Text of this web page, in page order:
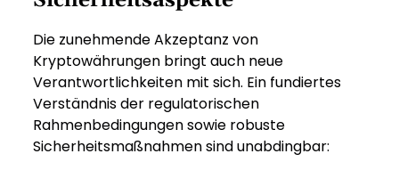
Die zunehmende Akzeptanz von
Kryptowährungen bringt auch neue
Verantwortlichkeiten mit sich. Ein fundiertes
Verständnis der regulatorischen
Rahmenbedingungen sowie robuste
Sicherheitsmaßnahmen sind unabdingbar: